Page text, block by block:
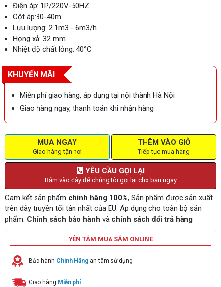
Điện áp: 1P/220V-50HZ
Cột áp:30-40m
Lưu lượng: 2.1m3 - 6m3/h
Họng xả: 32 mm
Nhiệt độ chất lỏng: 40°C
KHUYẾN MÃI
Miễn phí giao hàng, áp dụng tại nội thành Hà Nội
Giao hàng ngay, thanh toán khi nhận hàng
MUA NGAY
Giao hàng tận nơi
THÊM VÀO GIỎ
Tiếp tục mua hàng
YÊU CẦU GỌI LẠI
Bấm vào đây để chúng tôi gọi lại cho bạn ngay
Cam kết sản phẩm chính hãng 100%, Sản phẩm được sản xuất
trên dây truyền tối tân nhất của EU. Áp dụng cho toàn bộ sản
phẩm. Chính sách bảo hành và chính sách đổi trả hàng
YÊN TÂM MUA SẮM ONLINE
Bảo hành Chính Hãng an tâm sử dụng
Giao hàng Miễn phí